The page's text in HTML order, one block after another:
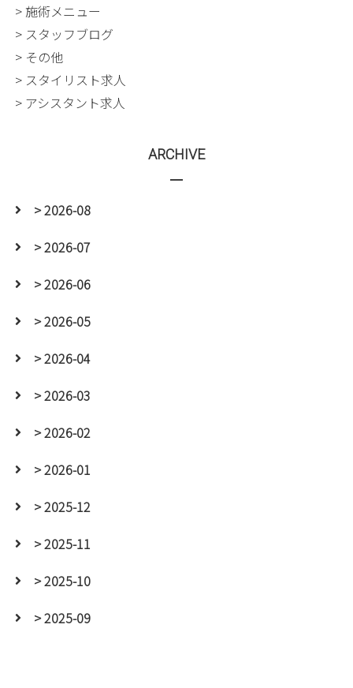
> 施術メニュー
> スタッフブログ
> その他
> スタイリスト求人
> アシスタント求人
ARCHIVE
> 2026-08
> 2026-07
> 2026-06
> 2026-05
> 2026-04
> 2026-03
> 2026-02
> 2026-01
> 2025-12
> 2025-11
> 2025-10
> 2025-09